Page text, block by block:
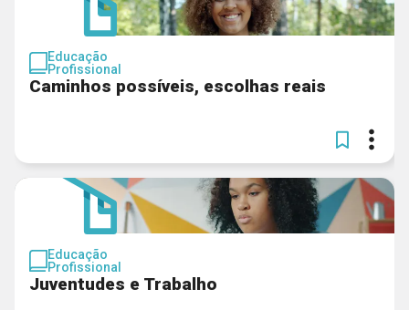
Educação
Profissional
Caminhos possíveis, escolhas reais
Educação
Profissional
Juventudes e Trabalho